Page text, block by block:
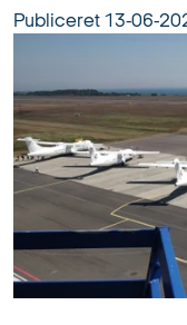
Publiceret 13-06-